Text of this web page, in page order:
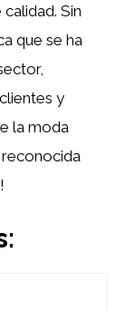
Sin
que se ha
y
la moda